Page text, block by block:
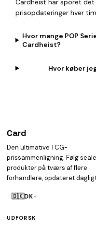
Cardheist har sporet det
prisopdateringer hver
Hvor mange POP
Cardheist?
Hvor køber
Card
Den ultimative TCG-
prissammenligning. Følg
produkter på tværs af flere
forhandlere, opdateret
🇩🇰DK
UDFORSK